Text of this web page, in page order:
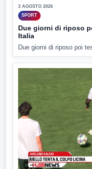
3 AGOSTO 2026
SPORT
Due giorni di riposo
Italia
Due giorni di riposo poi